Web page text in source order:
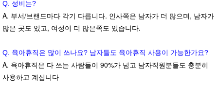
Q. 성비는?
A. 부서/브랜드마다 각기 다릅니다. 인사쪽은 남자가 더 많으며, 남자가
많은 곳도 있고, 여성이 더 많은쪽도 있습니다.
Q. 육아휴직은 많이 쓰나요? 남자들도 육아휴직 사용이 가능한가요?
A. 육아휴직은 다 쓰는 사람들이 90%가 넘고 남자직원분들도 충분히
사용하고 계십니다